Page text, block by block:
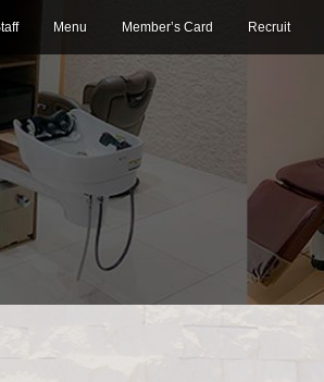
Menu Member’s Card Recruit